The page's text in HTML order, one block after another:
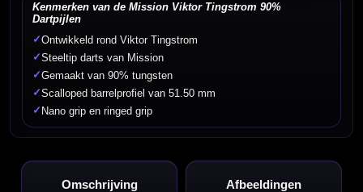
Kenmerken van de Mission Viktor Tingstrom 90%
Dartpijlen
✓Ontwikkeld rond Viktor Tingstrom
✓Steeltip darts van Mission
✓Gemaakt van 90% tungsten
✓Scalloped barrelprofiel van 51.50 mm
✓ Nano grip en ringed grip
Omschrijving Afbeeldingen